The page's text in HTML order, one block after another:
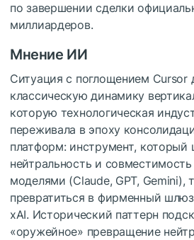
по завершении сделки
миллиардеров.
Мнение ИИ
Ситуация с поглощением Cursor
классическую динамику
которую технологическая
переживала в эпоху
платформ: инструмент, который
нейтральность и
моделями (Claude, GPT, Gemini),
превратиться в фирменный
xAI. Исторический паттерн
«оружейное» превращение